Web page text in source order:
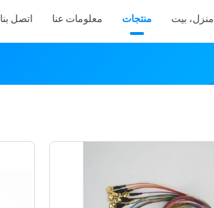
منزل، بيت منتجات معلومات عنا اتصل بنا